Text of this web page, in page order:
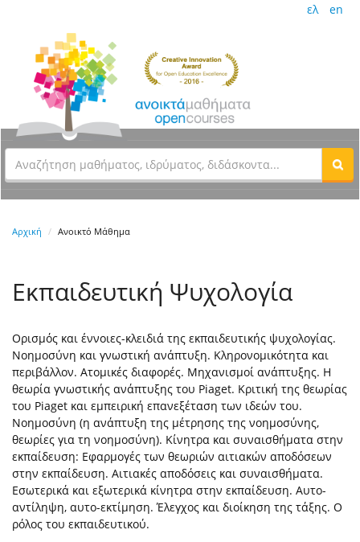
ελ en
Αρχική Ανοικτό Μάθημα
Εκπαιδευτική Ψυχολογία
Ορισμός και έννοιες-κλειδιά της εκπαιδευτικής ψυχολογίας.
Νοημοσύνη και γνωστική ανάπτυξη. Κληρονομικότητα και
περιβάλλον. Ατομικές διαφορές. Μηχανισμοί ανάπτυξης. Η
θεωρία γνωστικής ανάπτυξης του Piaget. Κριτική της θεωρίας
του Piaget και εμπειρική επανεξέταση των ιδεών του.
Νοημοσύνη (η ανάπτυξη της μέτρησης της νοημοσύνης,
θεωρίες για τη νοημοσύνη). Κίνητρα και συναισθήματα στην
εκπαίδευση: Εφαρμογές των θεωριών αιτιακών αποδόσεων
στην εκπαίδευση. Αιτιακές αποδόσεις και συναισθήματα.
Εσωτερικά και εξωτερικά κίνητρα στην εκπαίδευση. Αυτο-
αντίληψη, αυτο-εκτίμηση. Έλεγχος και διοίκηση της τάξης. Ο
ρόλος του εκπαιδευτικού.